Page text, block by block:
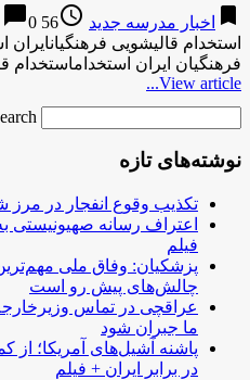
bookmark اخبار مدرسه جدید access_time
56 years ago
chat_bubble0
استخدام قالیشویی
فرهنگیان ایران استخداماستخدام
View article...
…
نوشته‌های تازه
تکذیب وقوع انفجار در مرز
اعتراف رسانه صهیونیستی
فیلم
پزشکیان: وفاق ملی
چالش‌های پیش رو است
عراقچی در تماس
ما جبران شود
پاشنه آشیل‌های آمریکا؛ از
در برابر ایران + فیلم